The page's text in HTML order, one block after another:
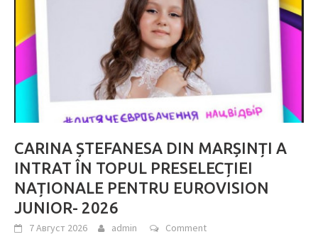
CARINA ȘTEFANESA DIN MARȘINȚI A
INTRAT ÎN TOPUL PRESELECȚIEI
NAȚIONALE PENTRU EUROVISION
JUNIOR- 2026
7 Август 2026 admin Comment